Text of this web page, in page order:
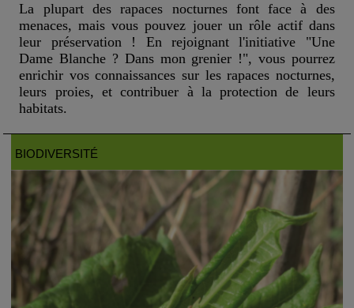
La plupart des rapaces nocturnes font face à des
menaces, mais vous pouvez jouer un rôle actif dans
leur préservation ! En rejoignant l'initiative "Une
Dame Blanche ? Dans mon grenier !", vous pourrez
enrichir vos connaissances sur les rapaces nocturnes,
leurs proies, et contribuer à la protection de leurs
habitats.
BIODIVERSITÉ